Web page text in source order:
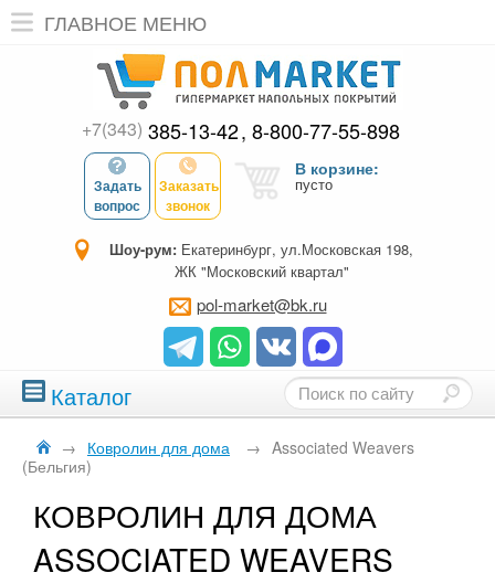
ГЛАВНОЕ МЕНЮ
+7(343) 385-13-42 8-800-77-55-898
Задать
вопрос
Заказать
звонок
В корзине:
пусто
Шоу-рум: Екатеринбург, ул.Московская 198,
ЖК "Московский квартал"
pol-market@bk.ru
Каталог
→ Ковролин для дома → Associated Weavers
(Бельгия)
КОВРОЛИН ДЛЯ ДОМА
ASSOCIATED WEAVERS